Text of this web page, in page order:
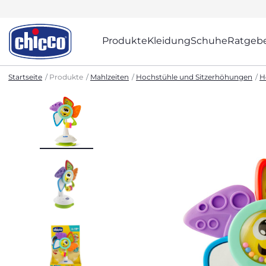
ProdukteKleidungSchuhe
Startseite Produkte Mahlzeiten Hochstühle und Sitzerhöhungen